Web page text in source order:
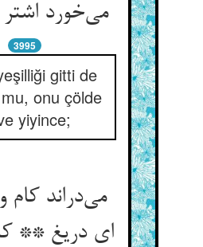
می‌‌خورد اشتر ز دشت‌‌
3995
gitti de
onu çölde
yiyince;
می‌‌دراند
ای دریغ **